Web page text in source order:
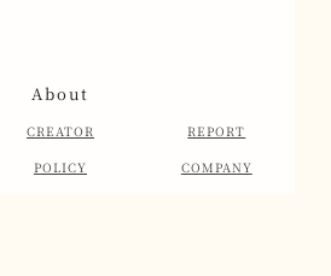
About
CREATOR
REPORT
POLICY COMPANY